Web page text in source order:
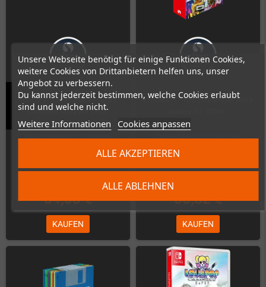
Unsere Webseite benötigt für einige Funktionen Cookies,
weitere Cookies von Drittanbietern helfen uns, unser
Angebot zu verbessern.
Du kannst jederzeit bestimmen, welche Cookies erlaubt
sind und welche nicht.
Weitere Informationen Cookies anpassen
ALLE ABLEHNEN
ALLE AKZEPTIEREN
Hunter x Hunter Nen x Impact
Limitierte Ausgabe (PS5)
Schon fast ausverkauft
84,03 €
KAUFEN
Llamasoft - The Jeff Minter Story
Schon fast ausverkauft
58,82 €
KAUFEN